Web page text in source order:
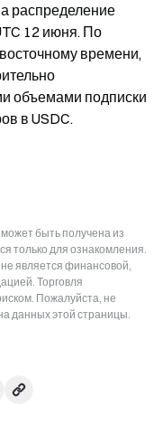
распределение
12 июня. По
времени,
объемами подписки
в USDC.
быть получена из
только для ознакомления.
является финансовой,
Торговля
Пожалуйста, не
данных этой страницы.